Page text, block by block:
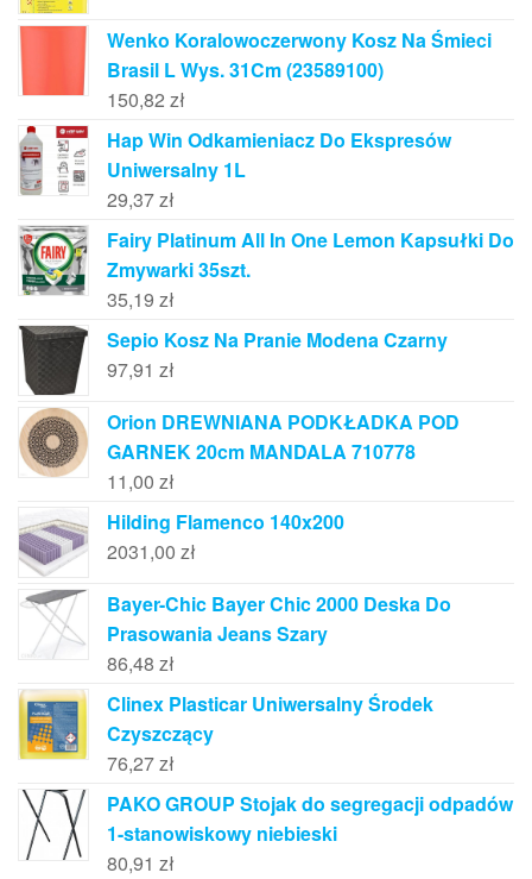
Wenko Koralowoczerwony Kosz Na Śmieci
Brasil L Wys. 31Cm (23589100)
150,82 zł
Hap Win Odkamieniacz Do Ekspresów
Uniwersalny 1L
29,37zł
Fairy Platinum All In One Lemon Kapsułki Do
Zmywarki 35szt.
35,19 zł
Sepio Kosz Na Pranie Modena Czarny
97,91 zł
Orion DREWNIANA PODKŁADKA POD
GARNEK 20cm MANDALA 710778
11,00 zł
Hilding Flamenco 140x200
2031,00 zł
Bayer-Chic Bayer Chic 2000 Deska Do
Prasowania Jeans Szary
86,48 zł
Clinex Plasticar Uniwersalny Środek
Czyszczący
76,27zł
PAKO GROUP Stojak do segregacji odpadów
1-stanowiskowy niebieski
80,91 zł